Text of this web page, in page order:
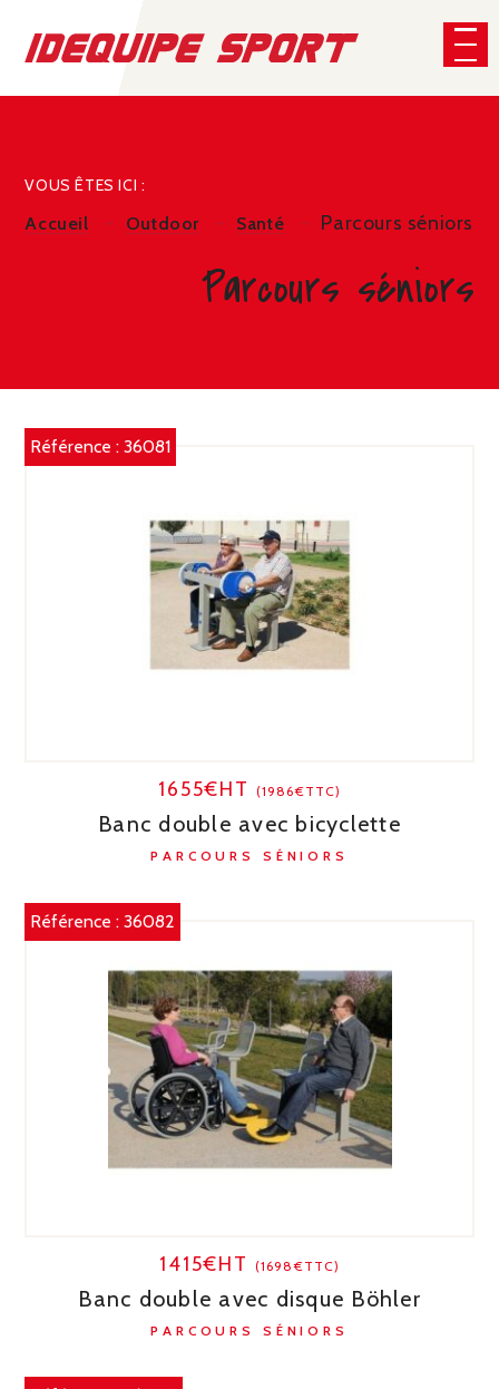
VOUS ÊTES ICI :
Accueil Outdoor Santé Parcours séniors
Parcours séniors
Référence :36081
1655€HT (1986€TTC)
Banc double avec bicyclette
PARCOURS SÉNIORS
Référence :36082
1415€HT (1698€TTC)
Banc double avec disque Böhler
PARCOURS SÉNIORS